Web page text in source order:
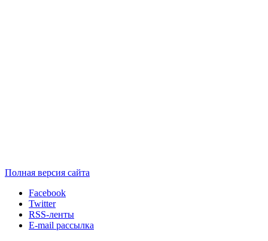
Полная версия сайта
Facebook
Twitter
RSS-ленты
E-mail рассылка